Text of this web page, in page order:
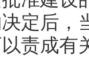
定后，
责成有